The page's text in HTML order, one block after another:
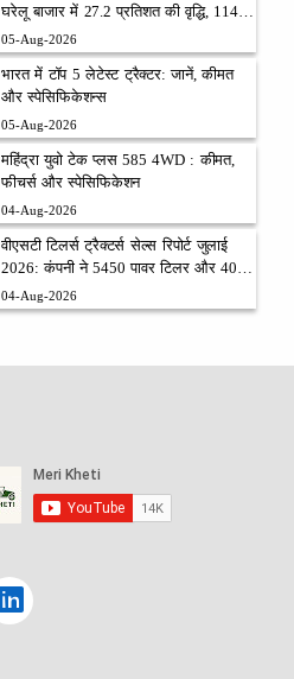
घरेलू बाजार में 27.2 प्रतिशत की वृद्धि, 11442
ट्रैक्टर बेचे
05-Aug-2026
भारत में टॉप 5 लेटेस्ट ट्रैक्टर: जानें, कीमत
और स्पेसिफिकेशन्स
05-Aug-2026
महिंद्रा युवो टेक प्लस 585 4WD : कीमत,
फीचर्स और स्पेसिफिकेशन
04-Aug-2026
वीएसटी टिलर्स ट्रैक्टर्स सेल्स रिपोर्ट जुलाई
2026: कंपनी ने 5450 पावर टिलर और 403
ट्रैक्टर बेचे
04-Aug-2026